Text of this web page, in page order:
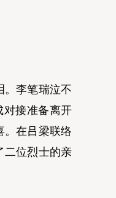
李笔瑞泣不
对接准备离开
。在吕梁联络
二位烈士的亲